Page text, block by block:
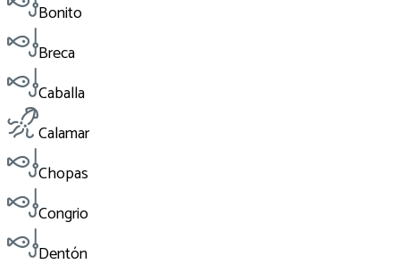
Bonito
Breca
Caballa
Calamar
Chopas
Congrio
Dentón